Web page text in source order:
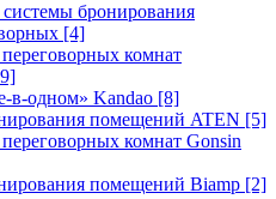
системы бронирования
[4]
комнат
в-одном» Kandao [8]
помещений ATEN [5]
комнат Gonsin
помещений Biamp [2]